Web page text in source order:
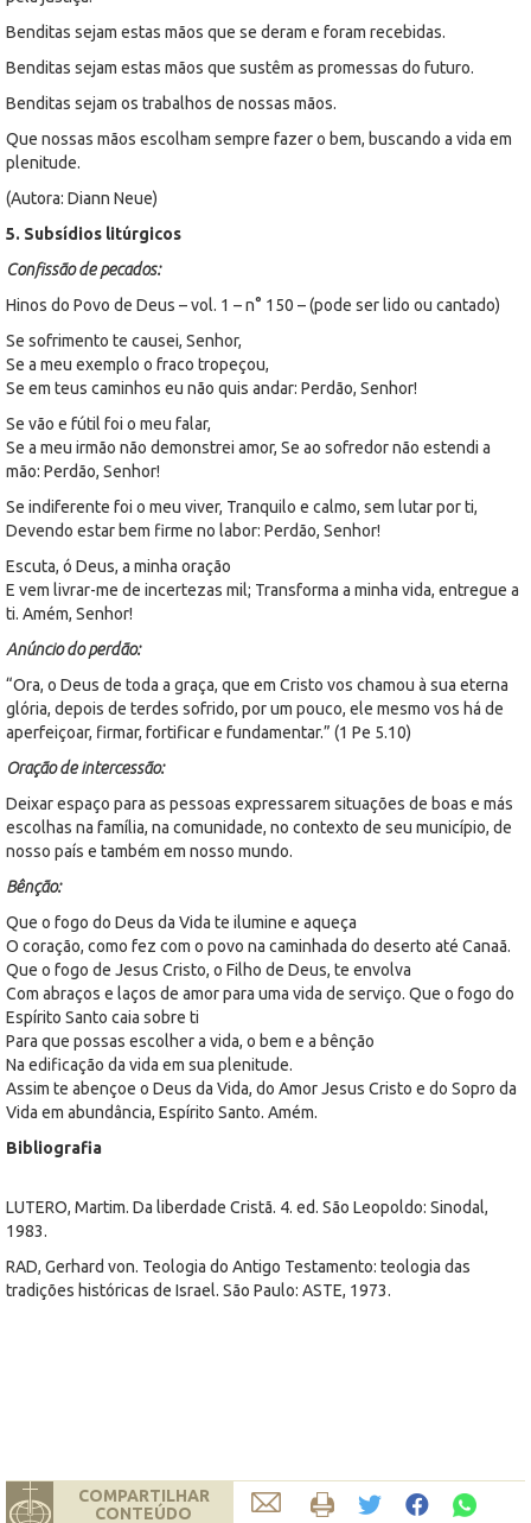
Benditas sejam estas mãos que se deram e foram recebidas.
Benditas sejam estas mãos que sustêm as promessas do futuro.
Benditas sejam os trabalhos de nossas mãos.
Que nossas mãos escolham sempre fazer o bem, buscando a vida em
plenitude.
(Autora: Diann Neue)
5. Subsídios litúrgicos
Confissão de pecados:
Hinos do Povo de Deus – vol. 1 – n° 150 – (pode ser lido ou cantado)
Se sofrimento te causei, Senhor,
Se a meu exemplo o fraco tropeçou,
Se em teus caminhos eu não quis andar: Perdão, Senhor!
Se vão e fútil foi o meu falar,
Se a meu irmão não demonstrei amor, Se ao sofredor não estendi a
mão: Perdão, Senhor!
Se indiferente foi o meu viver, Tranquilo e calmo, sem lutar por ti,
Devendo estar bem firme no labor: Perdão, Senhor!
Escuta, ó Deus, a minha oração
E vem livrar-me de incertezas mil; Transforma a minha vida, entregue a
ti. Amém, Senhor!
Anúncio do perdão:
“Ora, o Deus de toda a graça, que em Cristo vos chamou à sua eterna
glória, depois de terdes sofrido, por um pouco, ele mesmo vos há de
aperfeiçoar, firmar, fortificar e fundamentar.” (1 Pe 5.10)
Oração de intercessão:
Deixar espaço para as pessoas expressarem situações de boas e más
escolhas na família, na comunidade, no contexto de seu município, de
nosso país e também em nosso mundo.
Bênção:
Que o fogo do Deus da Vida te ilumine e aqueça
O coração, como fez com o povo na caminhada do deserto até Canaã.
Que o fogo de Jesus Cristo, o Filho de Deus, te envolva
Com abraços e laços de amor para uma vida de serviço. Que o fogo do
Espírito Santo caia sobre ti
Para que possas escolher a vida, o bem e a bênção
Na edificação da vida em sua plenitude.
Assim te abençoe o Deus da Vida, do Amor Jesus Cristo e do Sopro da
Vida em abundância, Espírito Santo. Amém.
Bibliografia
LUTERO, Martim. Da liberdade Cristã. 4. ed. São Leopoldo: Sinodal,
1983.
RAD, Gerhard von. Teologia do Antigo Testamento: teologia das
tradições históricas de Israel. São Paulo: ASTE, 1973.
COMPARTILHAR
CONTEÚDO